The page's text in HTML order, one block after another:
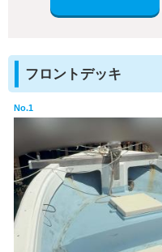
フロントデッキ
No.1